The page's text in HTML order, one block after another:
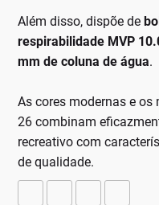
Além disso, dispõe de
respirabilidade MVP
mm de coluna de água.
As cores modernas e
26 combinam
recreativo com
de qualidade.